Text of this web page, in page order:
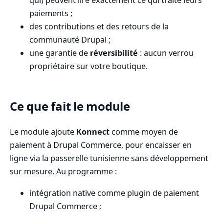
paiements ;
des contributions et des retours de la
communauté Drupal ;
une garantie de réversibilité : aucun verrou
propriétaire sur votre boutique.
Ce que fait le module
Le module ajoute Konnect comme moyen de
paiement à Drupal Commerce, pour encaisser en
ligne via la passerelle tunisienne sans développement
sur mesure. Au programme :
intégration native comme plugin de paiement
Drupal Commerce ;